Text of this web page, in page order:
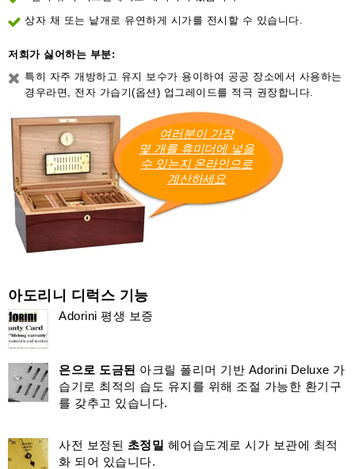
상자 채 또는 낱개로 유연하게 시가를 전시할 수 있습니다.
저희가 싫어하는 부분:
특히 자주 개방하고 유지 보수가 용이하여 공공 장소에서 사용하는
경우라면, 전자 가습기(옵션) 업그레이드를 적극 권장합니다.
여러분이 가장
몇 개를 휴미더에 넣을
수 있는지 온라인으로
계산하세요
아도리니 디럭스 기능
Adorini 평생 보증
은으로 도금된 아크릴 폴리머 기반 Adorini Deluxe 가
습기로 최적의 습도 유지를 위해 조절 가능한 환기구
를 갖추고 있습니다.
사전 보정된 초정밀 헤어습도계로 시가 보관에 최적
화 되어 있습니다.